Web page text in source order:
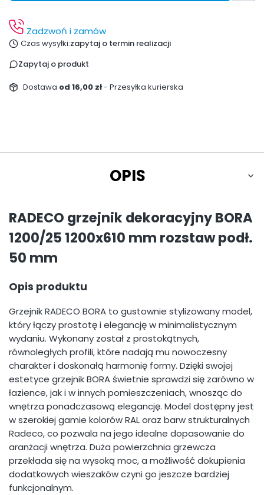
Zadzwoń i zamów
Czas wysyłki:zapytaj o termin realizacji
Zapytaj o produkt
Dostawa od 16,00 zł- Przesyłka kurierska
OPIS
RADECO grzejnik dekoracyjny BORA
1200/25 1200x610 mm rozstaw podł.
50 mm
Opis produktu
Grzejnik RADECO BORA to gustownie stylizowany model,
który łączy prostotę i elegancję w minimalistycznym
wydaniu. Wykonany został z prostokątnych,
równoległych profili, które nadają mu nowoczesny
charakter i doskonałą harmonię formy. Dzięki swojej
estetyce grzejnik BORA świetnie sprawdzi się zarówno w
łazience, jak i w innych pomieszczeniach, wnosząc do
wnętrza ponadczasową elegancję. Model dostępny jest
w szerokiej gamie kolorów RAL oraz barw strukturalnych
Radeco, co pozwala na jego idealne dopasowanie do
aranżacji wnętrza. Duża powierzchnia grzewcza
przekłada się na wysoką moc, a możliwość dokupienia
dodatkowych wieszaków czyni go jeszcze bardziej
funkcjonalnym.